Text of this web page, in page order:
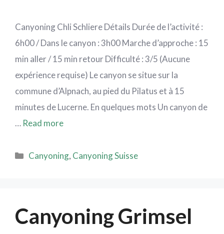
Canyoning Chli Schliere Détails Durée de l’activité :
6h00 / Dans le canyon : 3h00 Marche d’approche : 15
min aller / 15 min retour Difficulté : 3/5 (Aucune
expérience requise) Le canyon se situe sur la
commune d’Alpnach, au pied du Pilatus et à 15
minutes de Lucerne. En quelques mots Un canyon de
… Read more
Canyoning, Canyoning Suisse
Canyoning Grimsel